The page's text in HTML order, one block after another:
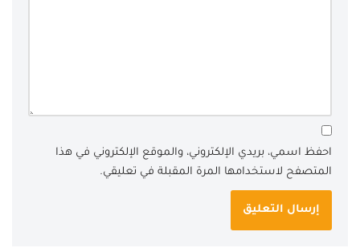
احفظ اسمي، بريدي الإلكتروني، والموقع الإلكتروني في هذا
المتصفح لاستخدامها المرة المقبلة في تعليقي.